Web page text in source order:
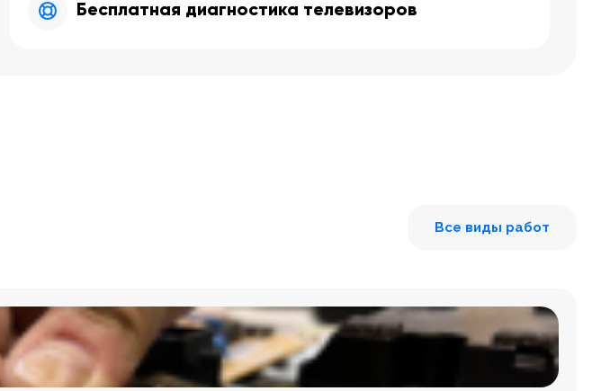
Бесплатная диагностика телевизоров
Все виды работ